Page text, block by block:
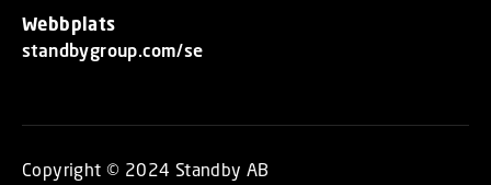
Webbplats
standbygroup.com/se
Copyright © 2024 Standby AB